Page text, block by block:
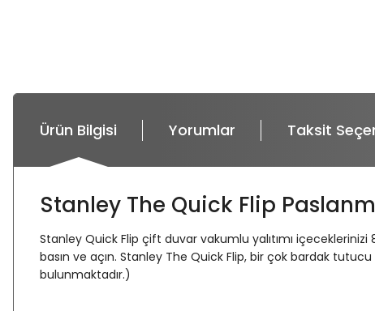
Ürün Bilgisi Yorumlar Taksit
Stanley The Quick Flip
Stanley Quick Flip çift duvar vakumlu yalıtımı
basın ve açın. Stanley The Quick Flip, bir çok bardak
bulunmaktadır.)